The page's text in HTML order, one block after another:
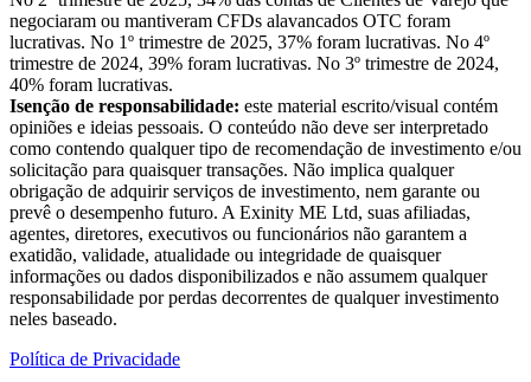
negociaram ou mantiveram CFDs alavancados OTC foram
lucrativas. No 1º trimestre de 2025, 37% foram lucrativas. No 4º
trimestre de 2024, 39% foram lucrativas. No 3º trimestre de 2024,
40% foram lucrativas.
Isenção de responsabilidade: este material escrito/visual contém
opiniões e ideias pessoais. O conteúdo não deve ser interpretado
como contendo qualquer tipo de recomendação de investimento e/ou
solicitação para quaisquer transações. Não implica qualquer
obrigação de adquirir serviços de investimento, nem garante ou
prevê o desempenho futuro. A Exinity ME Ltd, suas afiliadas,
agentes, diretores, executivos ou funcionários não garantem a
exatidão, validade, atualidade ou integridade de quaisquer
informações ou dados disponibilizados e não assumem qualquer
responsabilidade por perdas decorrentes de qualquer investimento
neles baseado.
Política de Privacidade